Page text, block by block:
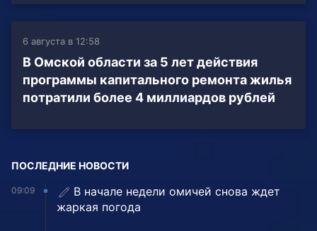
6 августа в 12:58
В Омской области за 5 лет действия
программы капитального ремонта жилья
потратили более 4 миллиардов рублей
ПОСЛЕДНИЕ НОВОСТИ
09:09
В начале недели омичей снова ждет
жаркая погода